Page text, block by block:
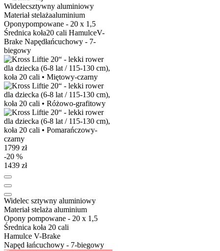
Widelecsztywny aluminiowy
Materiał stelażaaluminium
Oponypompowane - 20 x 1,5
Średnica koła20 cali HamulceV-
Brake Napędłańcuchowy - 7-
biegowy
1799 zł
-20 %
1439 zł
Widelec sztywny aluminiowy
Materiał stelaża aluminium
Opony pompowane - 20 x 1,5
Średnica koła 20 cali
Hamulce V-Brake
Napęd łańcuchowy - 7-biegowy